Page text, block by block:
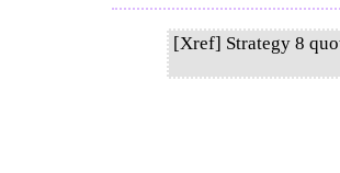
[Xref] Strategy 8